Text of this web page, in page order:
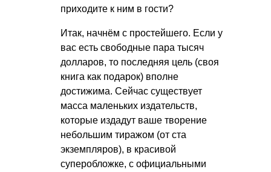
приходите к ним в гости?
Итак, начнём с простейшего. Если у
вас есть свободные пара тысяч
долларов, то последняя цель (своя
книга как подарок) вполне
достижима. Сейчас существует
масса маленьких издательств,
которые издадут ваше творение
небольшим тиражом (от ста
экземпляров), в красивой
суперобложке, с официальными